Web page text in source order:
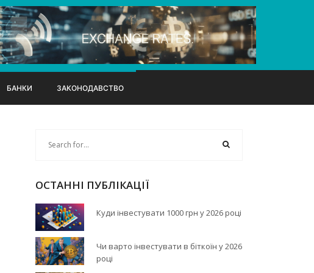
БАНКИ ЗАКОНОДАВСТВО
ОСТАННІ ПУБЛІКАЦІЇ
Куди інвестувати 1000 грн у 2026 році
Чи варто інвестувати в біткоїн у 2026
році